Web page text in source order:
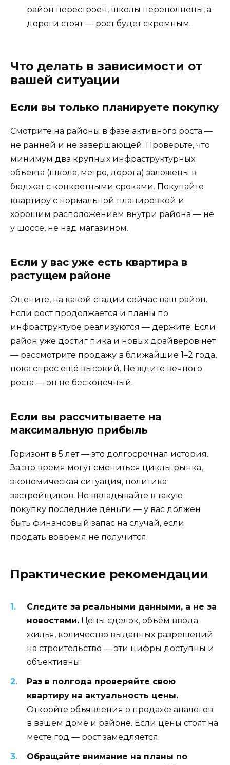
район перестроен, школы переполнены, а
дороги стоят — рост будет скромным.
Что делать в зависимости от
вашей ситуации
Если вы только планируете покупку
Смотрите на районы в фазе активного роста —
не ранней и не завершающей. Проверьте, что
минимум два крупных инфраструктурных
объекта (школа, метро, дорога) заложены в
бюджет с конкретными сроками. Покупайте
квартиру с нормальной планировкой и
хорошим расположением внутри района — не
у шоссе, не над магазином.
Если у вас уже есть квартира в
растущем районе
Оцените, на какой стадии сейчас ваш район.
Если рост продолжается и планы по
инфраструктуре реализуются — держите. Если
район уже достиг пика и новых драйверов нет
— рассмотрите продажу в ближайшие 1–2 года,
пока спрос ещё высокий. Не ждите вечного
роста — он не бесконечный.
Если вы рассчитываете на
максимальную прибыль
Горизонт в 5 лет — это долгосрочная история.
За это время могут смениться циклы рынка,
экономическая ситуация, политика
застройщиков. Не вкладывайте в такую
покупку последние деньги — у вас должен
быть финансовый запас на случай, если
продать вовремя не получится.
Практические рекомендации
Следите за реальными данными, а не за
новостями. Цены сделок, объём ввода
жилья, количество выданных разрешений
на строительство — эти цифры доступны и
объективны.
Раз в полгода проверяйте свою
квартиру на актуальность цены.
Откройте объявления о продаже аналогов
в вашем доме и районе. Если цены стоят на
месте год — рост замедляется.
Обращайте внимание на планы по